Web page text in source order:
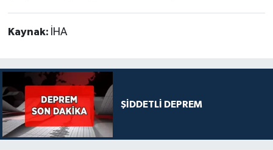
Kaynak: İHA
ŞİDDETLİ DEPREM